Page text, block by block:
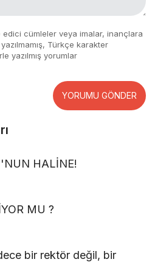
edici cümleler veya imalar, inançlara
Türkçe karakter
yazılmış yorumlar
YORUMU GÖNDER
HALİNE!
MU ?
bir rektör değil, bir